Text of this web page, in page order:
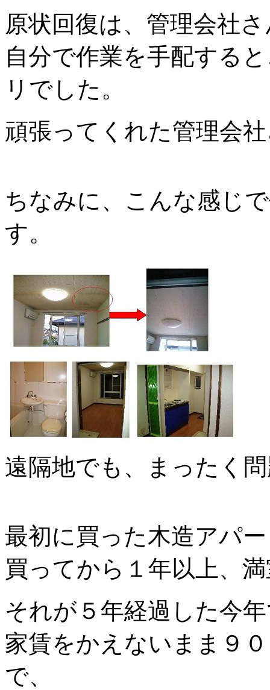
原状回復は、管理会社
自分で作業を手配する
リでした。
頑張ってくれた管理会
ちなみに、こんな感じ
す。
遠隔地でも、まったく
最初に買った木造アパ
買ってから１年以上、
それが５年経過した今
家賃をかえないまま９
で、